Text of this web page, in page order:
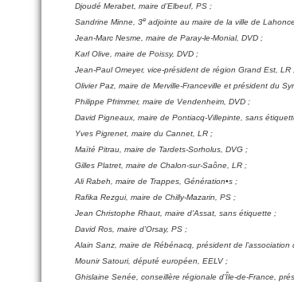
Djoudé Merabet, maire d’Elbeuf, PS ;
Sandrine Minne, 3e adjointe au maire de la ville de
Jean-Marc Nesme, maire de Paray-le-Monial, DVD ;
Karl Olive, maire de Poissy, DVD ;
Jean-Paul Omeyer, vice-président de région Grand Est, LR
Olivier Paz, maire de Merville-Franceville et président du
Philippe Pfrimmer, maire de Vendenheim, DVD ;
David Pigneaux, maire de Pontiacq-Villepinte, sans
Yves Pigrenet, maire du Cannet, LR ;
Maïté Pitrau, maire de Tardets-Sorholus, DVG ;
Gilles Platret, maire de Chalon-sur-Saône, LR ;
Ali Rabeh, maire de Trappes, Génération•s ;
Rafika Rezgui, maire de Chilly-Mazarin, PS ;
Jean Christophe Rhaut, maire d’Assat, sans étiquette ;
David Ros, maire d’Orsay, PS ;
Alain Sanz, maire de Rébénacq, président de
Mounir Satouri, député européen, EELV ;
Ghislaine Senée, conseillère régionale d’Île-de-France,